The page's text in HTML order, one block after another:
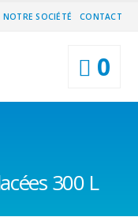
NOTRE SOCIÉTÉ CONTACT
0
300 L